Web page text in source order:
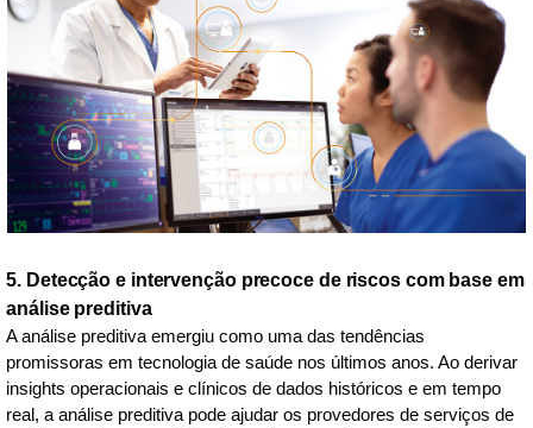
5. Detecção e intervenção precoce de riscos com base em
análise preditiva
A análise preditiva emergiu como uma das tendências
promissoras em tecnologia de saúde nos últimos anos. Ao derivar
insights operacionais e clínicos de dados históricos e em tempo
real, a análise preditiva pode ajudar os provedores de serviços de